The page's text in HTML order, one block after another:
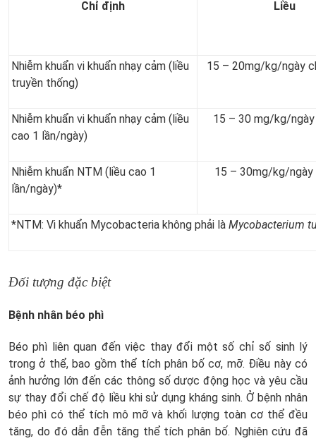
Chỉ định
Liều
Nhiễm khuẩn vi khuẩn nhạy cảm (liều
truyền thống)
15 – 20mg/kg/ngày
Nhiễm khuẩn vi khuẩn nhạy cảm (liều
cao 1 lần/ngày)
15 – 30 mg/kg/ngày
Nhiễm khuẩn NTM (liều cao 1
lần/ngày)*
15 – 30mg/kg/ngày
*NTM: Vi khuẩn Mycobacteria không phải là Mycobacterium
Đối tượng đặc biệt
Bệnh nhân béo phì
Béo phì liên quan đến việc thay đổi một số chỉ số sinh lý
trong ở thể, bao gồm thể tích phân bố cơ, mỡ. Điều này có
ảnh hưởng lớn đến các thông số dược động học và yêu cầu
sự thay đổi chế độ liều khi sử dụng kháng sinh. Ở bệnh nhân
béo phì có thể tích mô mỡ và khối lượng toàn cơ thể đều
tăng, do đó dẫn đễn tăng thể tích phân bố. Nghiên cứu đã